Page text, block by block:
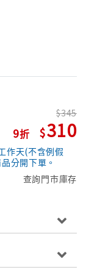
9
345
310
作天(不含例假
分開下單。
查詢門市庫存